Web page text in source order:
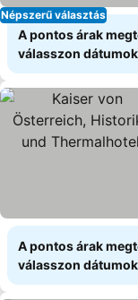
Népszerű választás
A pontos árak
válasszon
A pontos árak
válasszon